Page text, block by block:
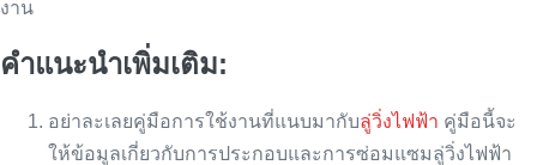
งาน
คำแนะนำเพิ่มเติม:
อย่าละเลยคู่มือการใช้งานที่แนบมากับลู่วิ่งไฟฟ้า คู่มือนี้จะ
ให้ข้อมูลเกี่ยวกับการประกอบและการซ่อมแซมลู่วิ่งไฟฟ้า